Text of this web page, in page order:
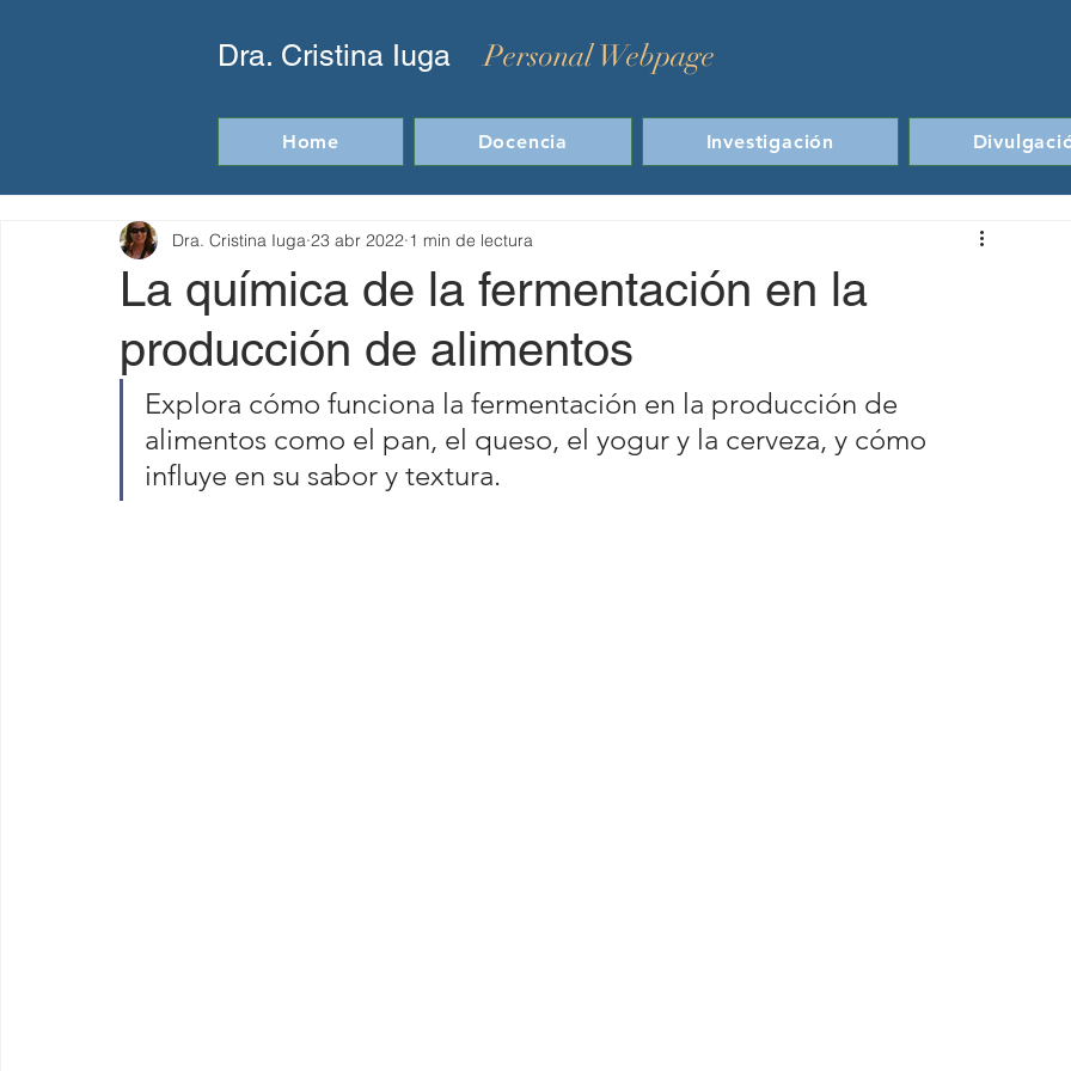
La química de la fermentación en la
producción de alimentos
Dra. Cristina Iuga 23 abr 2022 1 min de lectura
Explora cómo funciona la fermentación en la producción de
alimentos como el pan, el queso, el yogur y la cerveza, y cómo
influye en su sabor y textura.
Dra. Cristina IugaPersonal Webpage
Home Docencia Investigación